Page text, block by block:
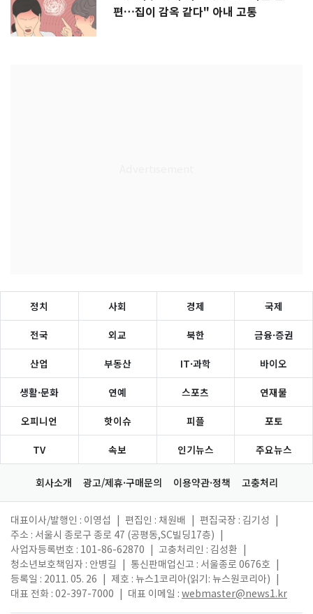
편…집이 감옥 같다" 아내 고통
정치 사회 경제 국제
전국 외교 북한 금융·증권
산업 부동산 IT·과학 바이오
생활·문화 연예 스포츠 연재물
오피니언 핫이슈 피플 포토
TV 속보 인기뉴스 주요뉴스
회사소개 광고/제휴·구매문의 이용약관·정책 고충처리
대표이사/발행인 : 이영섭 편집인 : 채원배 편집국장 : 김기성
주소 : 서울시 종로구 종로 47 (공평동,SC빌딩17층)
사업자등록번호 : 101-86-62870
고충처리인 : 김성환
청소년보호책임자 : 안병길
통신판매업신고 : 서울종로 0676호
등록일 : 2011. 05. 26
제호 : 뉴스1코리아(읽기: 뉴스원코리아)
대표 전화 : 02-397-7000
대표 이메일 : webmaster@news1.kr